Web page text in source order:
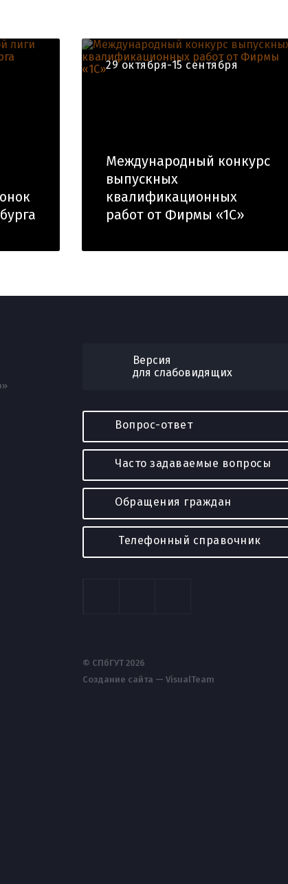
29 октября-15 сентября
Международный конкурс
выпускных
квалификационных
работ от Фирмы «1С»
Версия
для слабовидящих
Вопрос-ответ
Часто задаваемые вопросы
Обращения граждан
Телефонный справочник
© СПбГУТ 2026
Создание сайта — VisualTeam